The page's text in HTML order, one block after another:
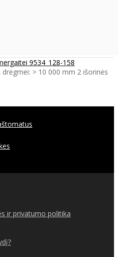
9534_128-158
> 10 000 mm 2 išorinės
ir privatumo politika